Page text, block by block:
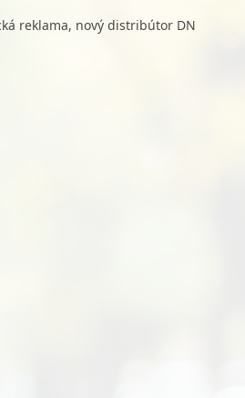
reklama, nový distribútor DN